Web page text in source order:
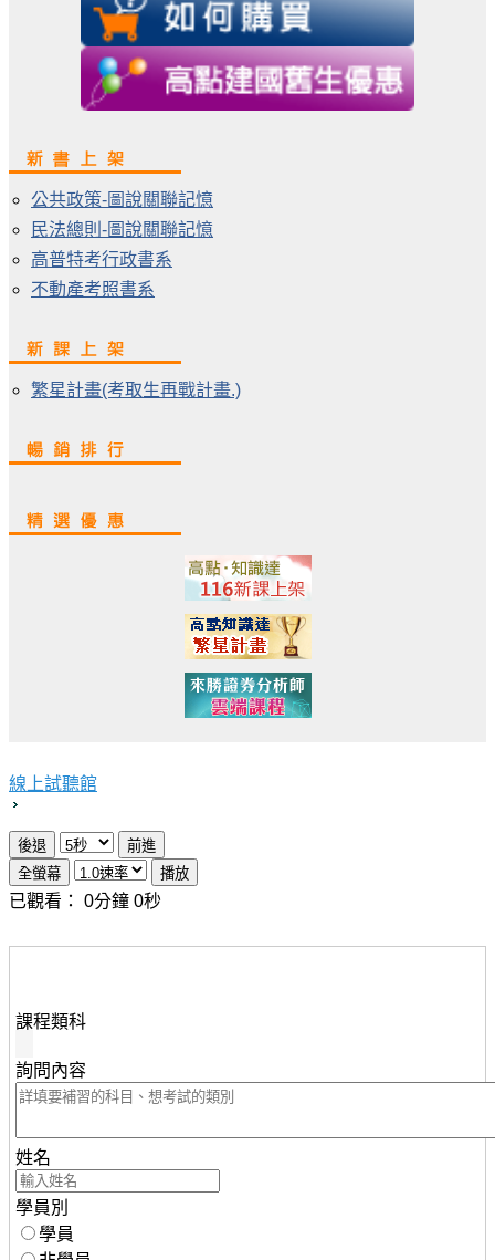
公共政策-圖說關聯記憶
民法總則-圖說關聯記憶
高普特考行政書系
不動產考照書系
繁星計畫(考取生再戰計畫.)
線上試聽館
已觀看： 0分鐘 0秒
課程類科
詢問內容
姓名
學員別
學員